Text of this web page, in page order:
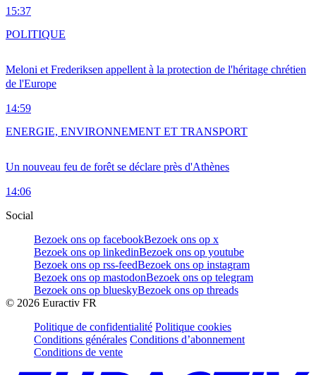
15:37
Meloni et Frederiksen appellent à la protection de l'héritage chrétien
de l'Europe
14:59
POLITIQUE
Un nouveau feu de forêt se déclare près d'Athènes
14:06
ENERGIE, ENVIRONNEMENT ET TRANSPORT
Social
Bezoek ons op facebookBezoek ons op x
Bezoek ons op linkedinBezoek ons op youtube
Bezoek ons op rss-feedBezoek ons op instagram
Bezoek ons op mastodonBezoek ons op telegram
Bezoek ons op blueskyBezoek ons op threads
© 2026 Euractiv FR
Politique de confidentialité Politique cookies
Conditions générales Conditions d’abonnement
Conditions de vente